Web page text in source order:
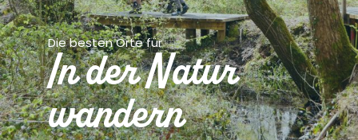
Die besten Orte für
In der Natur
wandern